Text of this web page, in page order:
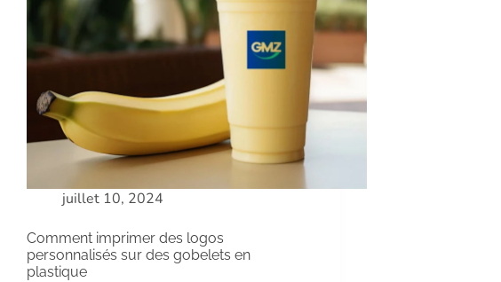
juillet 10, 2024
Comment imprimer des logos
personnalisés sur des gobelets en
plastique